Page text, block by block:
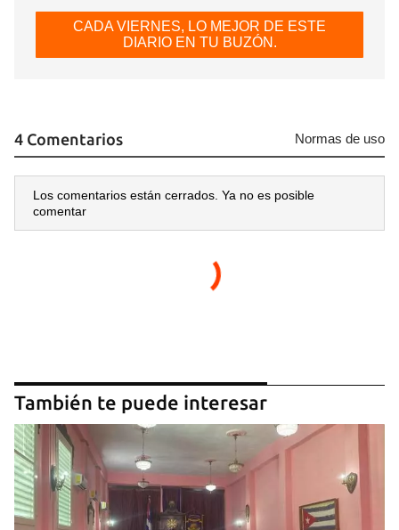
CADA VIERNES, LO MEJOR DE ESTE
DIARIO EN TU BUZÓN.
4 Comentarios Normas de uso
Los comentarios están cerrados. Ya no es posible
comentar
También te puede interesar